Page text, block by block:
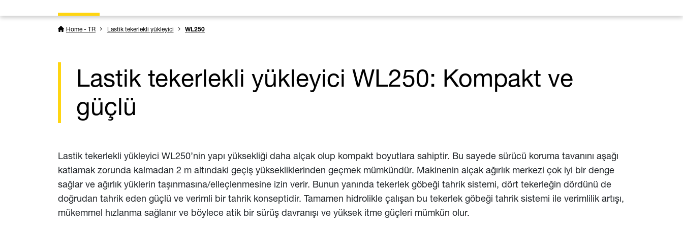
Home - TR Lastik tekerlekli yükleyici WL250
Lastik tekerlekli yükleyici WL250: Kompakt ve
güçlü
Lastik tekerlekli yükleyici WL250’nin yapı yüksekliği daha alçak olup kompakt boyutlara sahiptir. Bu sayede sürücü koruma tavanını aşağı
katlamak zorunda kalmadan 2 m altındaki geçiş yüksekliklerinden geçmek mümkündür. Makinenin alçak ağırlık merkezi çok iyi bir denge
sağlar ve ağırlık yüklerin taşınmasına/elleçlenmesine izin verir. Bunun yanında tekerlek göbeği tahrik sistemi, dört tekerleğin dördünü de
doğrudan tahrik eden güçlü ve verimli bir tahrik konseptidir. Tamamen hidrolikle çalışan bu tekerlek göbeği tahrik sistemi ile verimlilik artışı,
mükemmel hızlanma sağlanır ve böylece atik bir sürüş davranışı ve yüksek itme güçleri mümkün olur.